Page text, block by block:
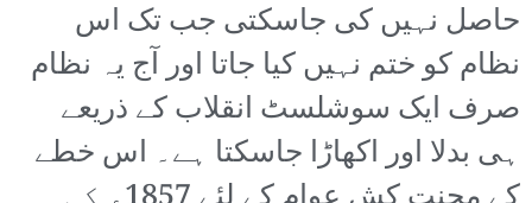
حاصل نہیں کی جاسکتی جب تک اس
نظام کو ختم نہیں کیا جاتا اور آج یہ نظام
صرف ایک سوشلسٹ انقلاب کے ذریعے
ہی بدلا اور اکھاڑا جاسکتا ہے۔ اس خطے